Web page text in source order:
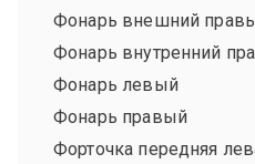
Фонарь внешний
Фонарь внутренний
Фонарь левый
Фонарь правый
Форточка передняя